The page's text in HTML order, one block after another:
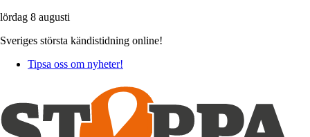
lördag 8 augusti
Sveriges största kändistidning online!
Tipsa oss om nyheter!